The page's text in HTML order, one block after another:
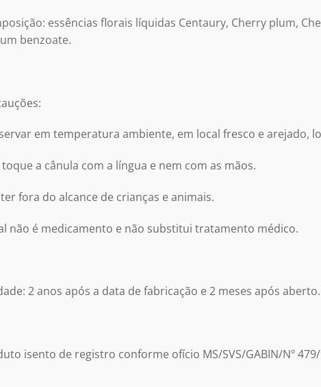
essências florais líquidas Centaury, Cherry plum,
benzoate.
em temperatura ambiente, em local fresco e arejado,
toque a cânula com a língua e nem com as mãos.
fora do alcance de crianças e animais.
não é medicamento e não substitui tratamento médico.
2 anos após a data de fabricação e 2 meses após aberto.
isento de registro conforme ofício MS/SVS/GABIN/Nº